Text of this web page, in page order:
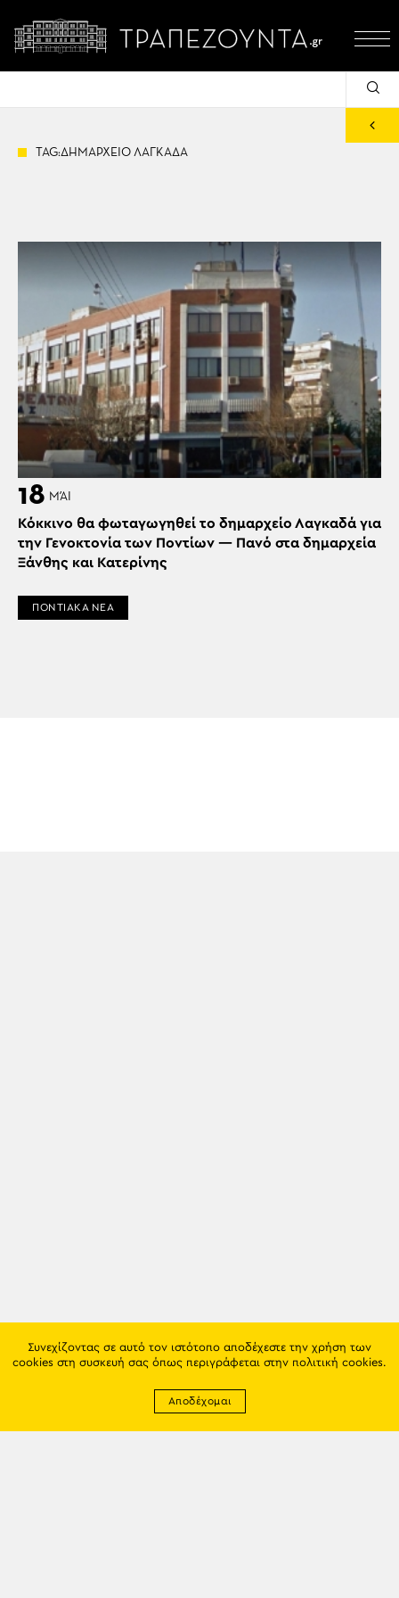
TAG:ΔΗΜΑΡΧΕΙΟ ΛΑΓΚΑΔΑ
18 ΜΆΙ
Κόκκινο θα φωταγωγηθεί το δημαρχείο Λαγκαδά για
την Γενοκτονία των Ποντίων — Πανό στα δημαρχεία
Ξάνθης και Κατερίνης
ΠΟΝΤΙΑΚΑ ΝΕΑ
Συνεχίζοντας σε αυτό τον ιστότοπο αποδέχεστε την χρήση των
cookies στη συσκευή σας όπως περιγράφεται στην πολιτική cookies.
Αποδέχομαι